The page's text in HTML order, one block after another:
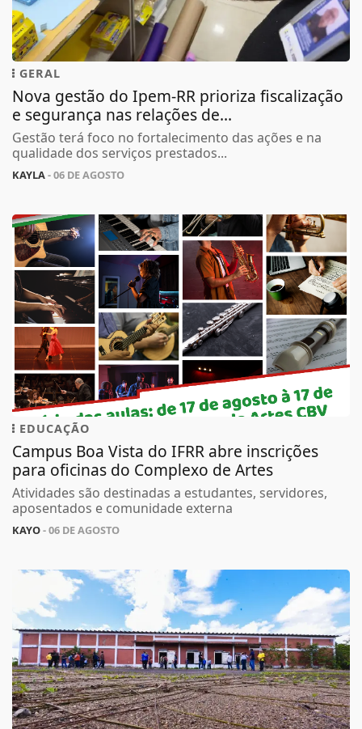
GERAL
Nova gestão do Ipem-RR prioriza fiscalização
e segurança nas relações de...
Gestão terá foco no fortalecimento das ações e na
qualidade dos serviços prestados...
KAYLA- 06 DE AGOSTO
EDUCAÇÃO
Campus Boa Vista do IFRR abre inscrições
para oficinas do Complexo de Artes
Atividades são destinadas a estudantes, servidores,
aposentados e comunidade externa
KAYO- 06 DE AGOSTO